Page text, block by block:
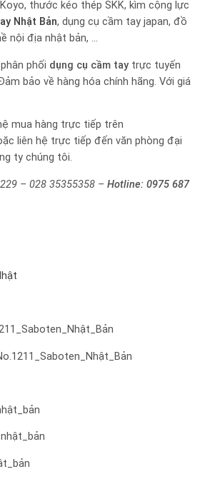
thước kéo thép SKK, kìm cộng lực
Nhật Bản, dụng cụ cầm tay japan, đồ
nội địa nhật bản, …
phối dụng cụ cầm tay trực tuyến
bảo về hàng hóa chính hãng. Với giá
mua hàng trực tiếp trên
liên hệ trực tiếp đến văn phòng đại
ty chúng tôi.
– 028 35355358 – Hotline: 0975 687